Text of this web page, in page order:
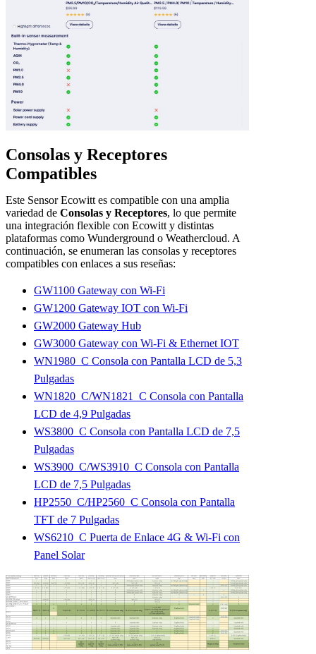
Consolas y Receptores
Compatibles
Este Sensor Ecowitt es compatible con una amplia
variedad de Consolas y Receptores, lo que permite
una integración flexible con Ecowitt y distintas
plataformas como Wunderground o Weathercloud. A
continuación, se enumeran las consolas y receptores
compatibles con enlaces a sus reseñas:
GW1100 Gateway con Wi-Fi
GW1200 Gateway IOT con Wi-Fi
GW2000 Gateway Hub
GW3000 Gateway con Wi-Fi & Ethernet IOT
WN1980_C Consola con Pantalla LCD de 5,3
Pulgadas
WN1820_C/WN1821_C Consola con Pantalla
LCD de 4,9 Pulgadas
WS3800_C Consola con Pantalla LCD de 7,5
Pulgadas
WS3900_C/WS3910_C Consola con Pantalla
LCD de 7,5 Pulgadas
HP2550_C/HP2560_C Consola con Pantalla
TFT de 7 Pulgadas
WS6210_C Puerta de Enlace 4G & Wi-Fi con
Panel Solar